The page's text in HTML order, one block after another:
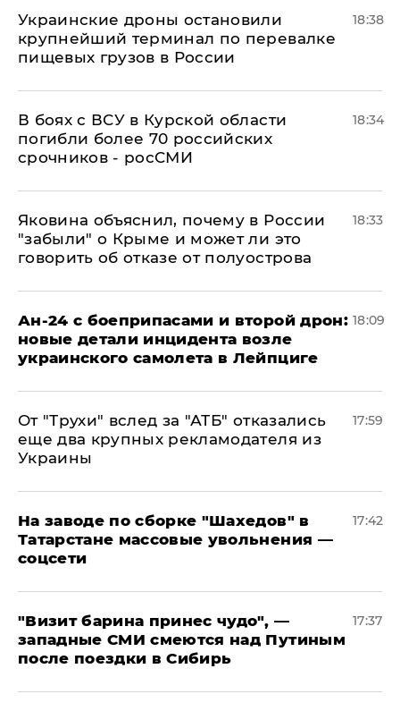
Украинские дроны остановили
крупнейший терминал по перевалке
пищевых грузов в России
18:38
В боях с ВСУ в Курской области
погибли более 70 российских
срочников - росСМИ
18:34
Яковина объяснил, почему в России
"забыли" о Крыме и может ли это
говорить об отказе от полуострова
18:33
Ан-24 с боеприпасами и второй дрон:
новые детали инцидента возле
украинского самолета в Лейпциге
18:09
От "Трухи" вслед за "АТБ" отказались
еще два крупных рекламодателя из
Украины
17:59
На заводе по сборке "Шахедов" в
Татарстане массовые увольнения —
соцсети
17:42
"Визит барина принес чудо", —
западные СМИ смеются над Путиным
после поездки в Сибирь
17:37